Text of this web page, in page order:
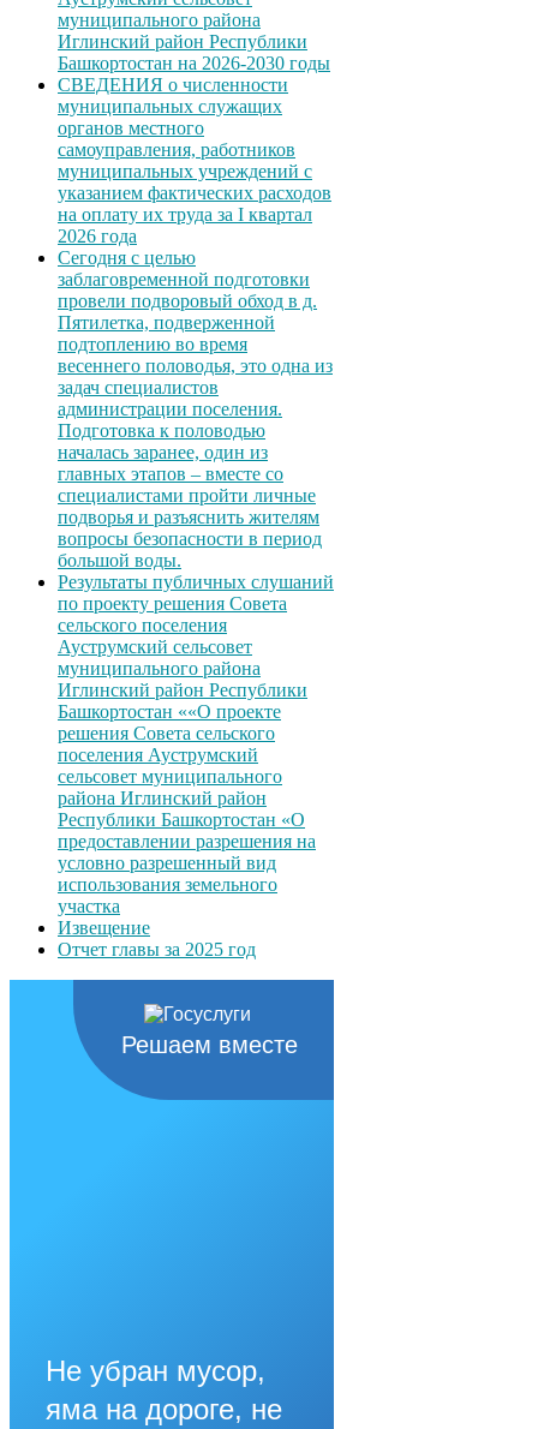
муниципального района
Иглинский район Республики
Башкортостан на 2026-2030 годы
СВЕДЕНИЯ о численности
муниципальных служащих
органов местного
самоуправления, работников
муниципальных учреждений с
указанием фактических расходов
на оплату их труда за I квартал
2026 года
Сегодня с целью
заблаговременной подготовки
провели подворовый обход в д.
Пятилетка, подверженной
подтоплению во время
весеннего половодья, это одна из
задач специалистов
администрации поселения.
Подготовка к половодью
началась заранее, один из
главных этапов – вместе со
специалистами пройти личные
подворья и разъяснить жителям
вопросы безопасности в период
большой воды.
Результаты публичных слушаний
по проекту решения Совета
сельского поселения
Ауструмский сельсовет
муниципального района
Иглинский район Республики
Башкортостан ««О проекте
решения Совета сельского
поселения Ауструмский
сельсовет муниципального
района Иглинский район
Республики Башкортостан «О
предоставлении разрешения на
условно разрешенный вид
использования земельного
участка
Извещение
Отчет главы за 2025 год
Решаем вместе
Не убран мусор,
яма на дороге, не